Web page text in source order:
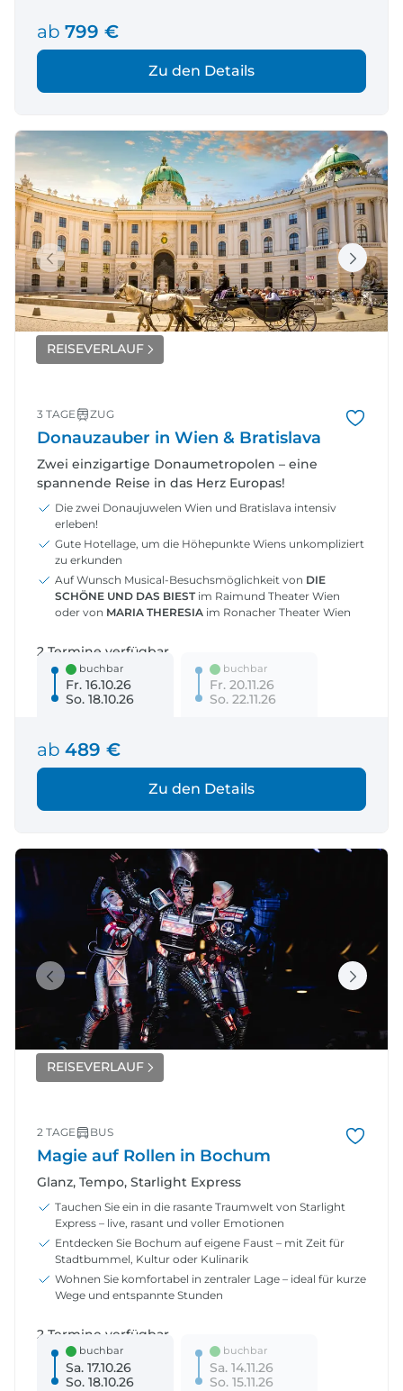
ab 799 €
Zu den Details
REISEVERLAUF
3 TAGE ZUG
Donauzauber in Wien & Bratislava
Zwei einzigartige Donaumetropolen – eine
spannende Reise in das Herz Europas!
Die zwei Donaujuwelen Wien und Bratislava intensiv
erleben!
Gute Hotellage, um die Höhepunkte Wiens unkompliziert
zu erkunden
Auf Wunsch Musical-Besuchsmöglichkeit von DIE
SCHÖNE UND DAS BIEST im Raimund Theater Wien
oder von MARIA THERESIA im Ronacher Theater Wien
buchbar
Fr. 16.10.26
So. 18.10.26
buchbar
Fr. 20.11.26
So. 22.11.26
2 Termine verfügbar
ab 489 €
Zu den Details
REISEVERLAUF
2 TAGE BUS
Magie auf Rollen in Bochum
Glanz, Tempo, Starlight Express
Tauchen Sie ein in die rasante Traumwelt von Starlight
Express – live, rasant und voller Emotionen
Entdecken Sie Bochum auf eigene Faust – mit Zeit für
Stadtbummel, Kultur oder Kulinarik
Wohnen Sie komfortabel in zentraler Lage – ideal für kurze
Wege und entspannte Stunden
buchbar
Sa. 17.10.26
So. 18.10.26
buchbar
Sa. 14.11.26
So. 15.11.26
2 Termine verfügbar